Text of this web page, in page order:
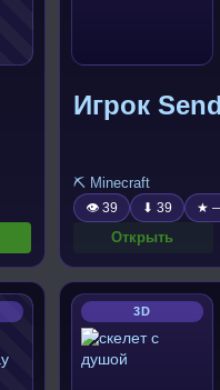
Игрок
⛏️ Minecraft
👁 39 ⬇ 39 ★
Открыть
3D